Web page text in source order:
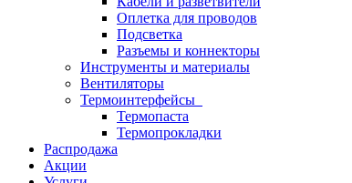
Оплетка для проводов
Подсветка
Разъемы и коннекторы
Инструменты и материалы
Вентиляторы
Термоинтерфейсы
Термопаста
Термопрокладки
Распродажа
Акции